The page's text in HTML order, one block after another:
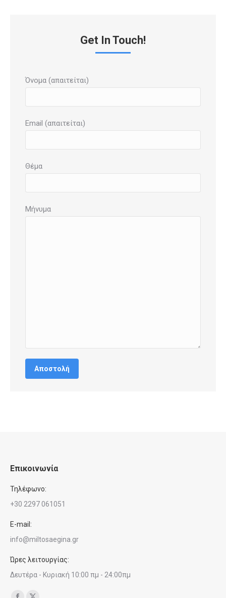
Get In Touch!
Όνομα (απαιτείται)
Email (απαιτείται)
Θέμα
Μήνυμα
Επικοινωνία
Τηλέφωνο:
+30 2297 061051
E-mail:
info@miltosaegina.gr
Ώρες λειτουργίας:
Δευτέρα - Κυριακή 10:00 πμ - 24:00πμ
Find us on: